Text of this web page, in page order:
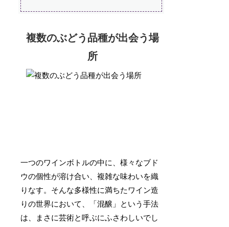
複数のぶどう品種が出会う場
所
一つのワインボトルの中に、様々なブド
ウの個性が溶け合い、複雑な味わいを織
りなす。そんな多様性に満ちたワイン造
りの世界において、「混醸」という手法
は、まさに芸術と呼ぶにふさわしいでし